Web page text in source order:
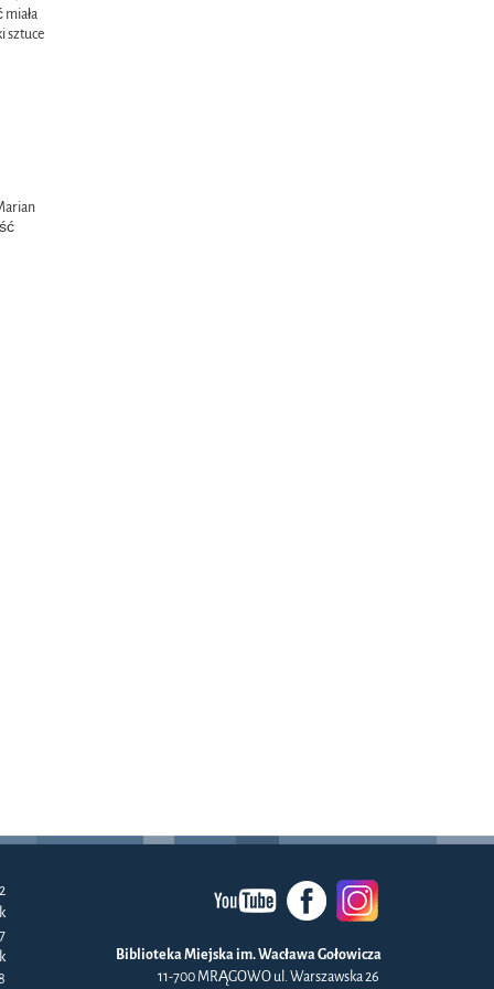
sztuce
Biblioteka Miejska im. Wacława Gołowicza
11-700 MRĄGOWO ul. Warszawska 26